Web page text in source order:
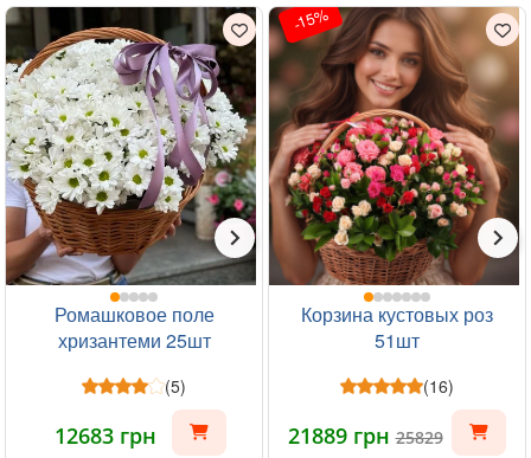
Ромашковое поле
хризантеми 25шт
(5)
12683 грн
-15%
Корзина кустовых роз
51шт
(16)
21889 грн25829